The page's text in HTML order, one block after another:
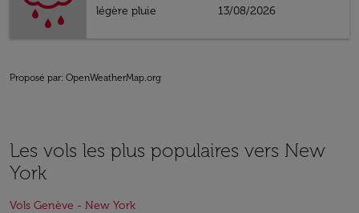
légère pluie
13/08/2026
Proposé par: OpenWeatherMap.org
Les vols les plus populaires vers New
York
Vols Genève - New York